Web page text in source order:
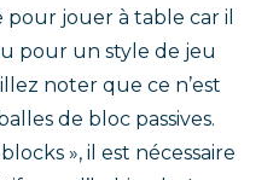
jouer à table car il
pour un style de jeu
noter que ce n’est
de bloc passives.
», il est nécessaire